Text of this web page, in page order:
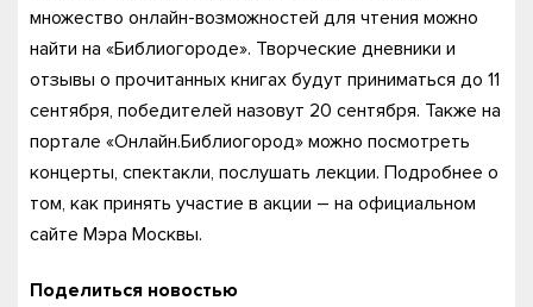
множество онлайн-возможностей для чтения можно
найти на «Библиогороде». Творческие дневники и
отзывы о прочитанных книгах будут приниматься до 11
сентября, победителей назовут 20 сентября. Также на
портале «Онлайн.Библиогород» можно посмотреть
концерты, спектакли, послушать лекции. Подробнее о
том, как принять участие в акции – на официальном
сайте Мэра Москвы.
Поделиться новостью